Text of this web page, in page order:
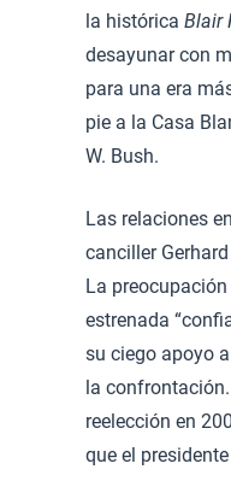
la histórica Blair
desayunar con
para una era
pie a la Casa
W. Bush.
Las relaciones
canciller
La
estrenada
su ciego apoyo
la
reelección en
que el